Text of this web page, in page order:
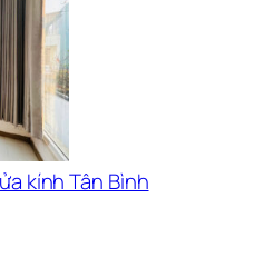
kính Tân Bình